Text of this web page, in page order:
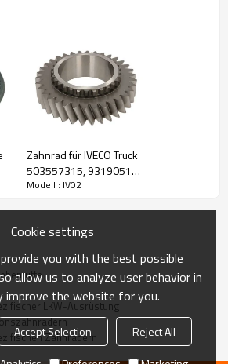
Synchronschiebemuffe
42492422, 42574967, 7982227, 0689814,
1526857, 1527459, 0769186286,
1296333011, 1296333023, 1297333139,
103206, 99707399504, 1333390200,
194630
/
2,55
IVECO, DAF, MERCEDES, MAN, RENAULT,
VOLVO, ZF, ASTRA, SETRA, ISUZU, PEGASO
Zahnrad für IVECO Truck
503557315, 93190519,
1290972,
Modell : IV02
LKW-Ausrüstung
Zahnrädern
Cookie settings
you with the best possible
allow us to analyze user behavior in
the website for you.
Accept Selection
Reject All